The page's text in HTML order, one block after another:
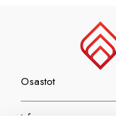
Osastot